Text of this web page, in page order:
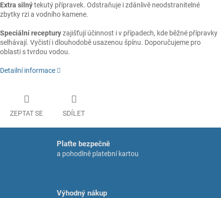
Extra silnýtekutý přípravek. Odstraňuje i zdánlivě neodstranitelné
zbytky rzi a vodního kamene.
Speciální recepturyzajišťují účinnost i v případech, kde běžné přípravky
selhávají. Vyčistí i dlouhodobě usazenou špínu. Doporučujeme pro
oblasti s tvrdou vodou.
Detailní informace
ZEPTAT SE SDÍLET
Plaťte bezpečně
a pohodlně platební kartou
Výhodný nákup